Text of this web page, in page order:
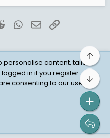
RedditWhatsApp
EmailLink
Data Protection
content, tailor
in if you register.
consenting to our use of
Top